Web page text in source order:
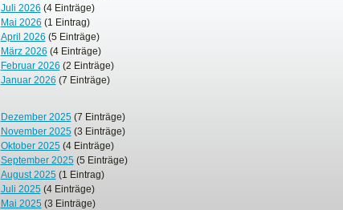
Juli 2026 (4 Einträge)
Mai 2026 (1 Eintrag)
April 2026 (5 Einträge)
März 2026 (4 Einträge)
Februar 2026 (2 Einträge)
Januar 2026 (7 Einträge)
Dezember 2025(7 Einträge)
November 2025(3 Einträge)
Oktober 2025(4 Einträge)
September 2025(5 Einträge)
August 2025(1 Eintrag)
Juli 2025 (4 Einträge)
Mai 2025 (3 Einträge)